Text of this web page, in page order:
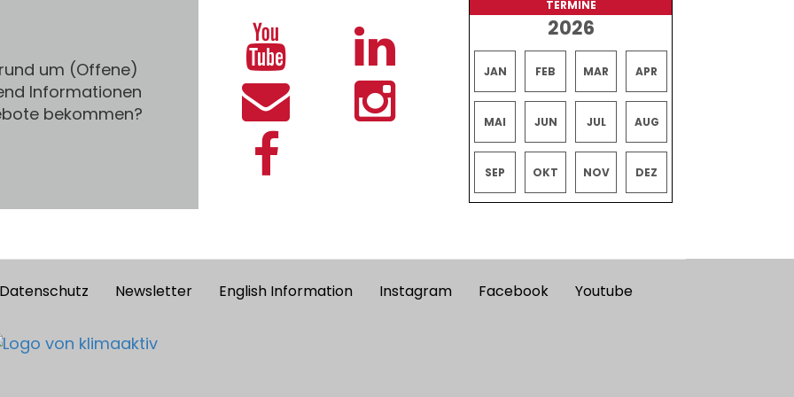
um (Offene)
Informationen
bekommen?
TERMINE
2026
JAN FEB MAR APR
MAI JUN JUL AUG
SEP OKT NOV DEZ
Datenschutz Newsletter English Information Instagram Facebook Youtube